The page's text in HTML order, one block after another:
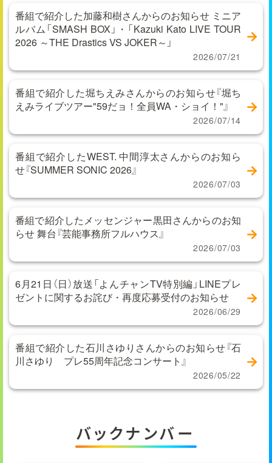
番組で紹介した加藤和樹さんからのお知らせ ミニア
ルバム「SMASH BOX」・「Kazuki Kato LIVE TOUR
2026 ～THE Drastics VS JOKER～」
2026/07/21
番組で紹介した堀ちえみさんからのお知らせ『堀ち
えみライブツアー"59だョ！全員WA・ショイ！"』
2026/07/14
番組で紹介したWEST. 中間淳太さんからのお知ら
せ『SUMMER SONIC 2026』
2026/07/03
番組で紹介したメッセンジャー黒田さんからのお知
らせ 舞台『芸能事務所フルハウス』
2026/07/03
6月21日（日）放送「よんチャンTV特別編」LINEプレ
ゼントに関するお詫び・再度応募受付のお知らせ
2026/06/29
番組で紹介した石川さゆりさんからのお知らせ『石
川さゆり プレ55周年記念コンサート』
2026/05/22
バックナンバー